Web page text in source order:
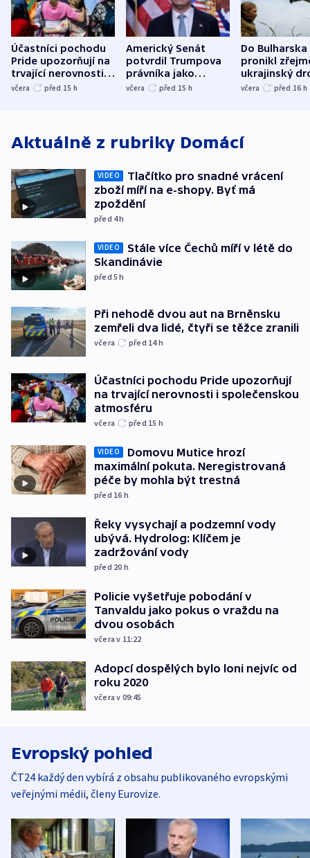
Účastníci pochodu
Pride upozorňují na
trvající nerovnosti i
společenskou
včera před 15 h
Americký Senát
potvrdil Trumpova
právníka jako
ministra
včera před 15 h
Do Bulharska
pronikl
ukrajinský
explodoval
včera před 16 h
Aktuálně z rubriky Domácí
VIDEO
Tlačítko pro snadné vrácení
zboží míří na e-shopy. Byť má
zpoždění
před 4h
VIDEO
Stále více Čechů míří v létě do
Skandinávie
před 5h
Při nehodě dvou aut na Brněnsku
zemřeli dva lidé, čtyři se těžce zranili
včera před 14h
Účastníci pochodu Pride upozorňují
na trvající nerovnosti i společenskou
atmosféru
včera před 15 h
VIDEO
Domovu Mutice hrozí
maximální pokuta. Neregistrovaná
péče by mohla být trestná
před 16 h
Řeky vysychají a podzemní vody
ubývá. Hydrolog: Klíčem je
zadržování vody
před 20 h
Policie vyšetřuje pobodání v
Tanvaldu jako pokus o vraždu na
dvou osobách
včera v 11:22
Adopcí dospělých bylo loni nejvíc od
roku 2020
včera v 09:45
Evropský pohled
ČT24 každý den vybírá z obsahu publikovaného evropskými
veřejnými médii, členy Eurovize.